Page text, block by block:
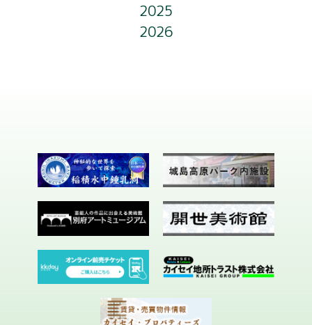
フロアガイド
お知らせ
2025
2026